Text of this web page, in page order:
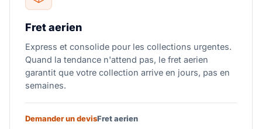
Fret aerien
Express et consolide pour les collections urgentes.
Quand la tendance n'attend pas, le fret aerien
garantit que votre collection arrive en jours, pas en
semaines.
Demander un devisFret aerien